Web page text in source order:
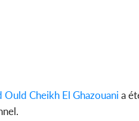
Ould Cheikh El Ghazouani a